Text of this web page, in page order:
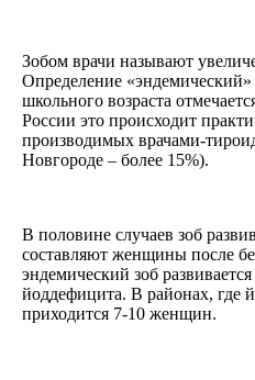
Зобом врачи называют
Определение «эндемический»
школьного возраста
России это происходит
производимых врачами-
Новгороде – более 15%).
В половине случаев зоб
составляют женщины после
эндемический зоб
йоддефицита. В районах, где
приходится 7-10 женщин.